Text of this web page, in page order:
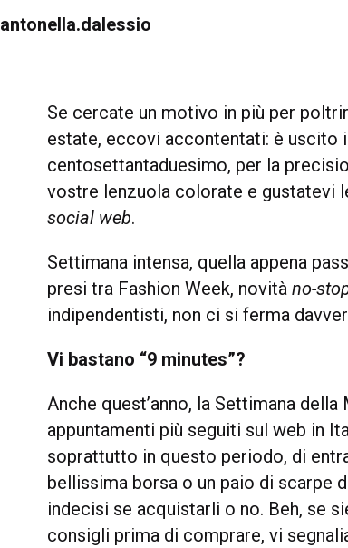
antonella.dalessio
Se cercate un motivo in più per
estate, eccovi accontentati: è uscito
centosettantaduesimo, per la
vostre lenzuola colorate e gustatevi
social web.
Settimana intensa, quella appena
presi tra Fashion Week, novitàno-
indipendentisti, non ci si ferma
Vi bastano “9 minutes”?
Anche quest’anno, la Settimana
appuntamenti più seguiti sul web in
soprattutto in questo periodo, di
bellissima borsa o un paio di scarpe
indecisi se acquistarli o no. Beh, se
consigli prima di comprare, vi